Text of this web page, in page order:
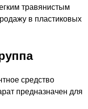
травянистым
в пластиковых
средство
предназначен для